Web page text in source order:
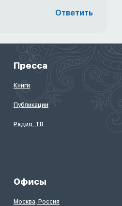
Ответить
Пресса
Книги
Публикации
Радио, ТВ
Офисы
Москва, Россия